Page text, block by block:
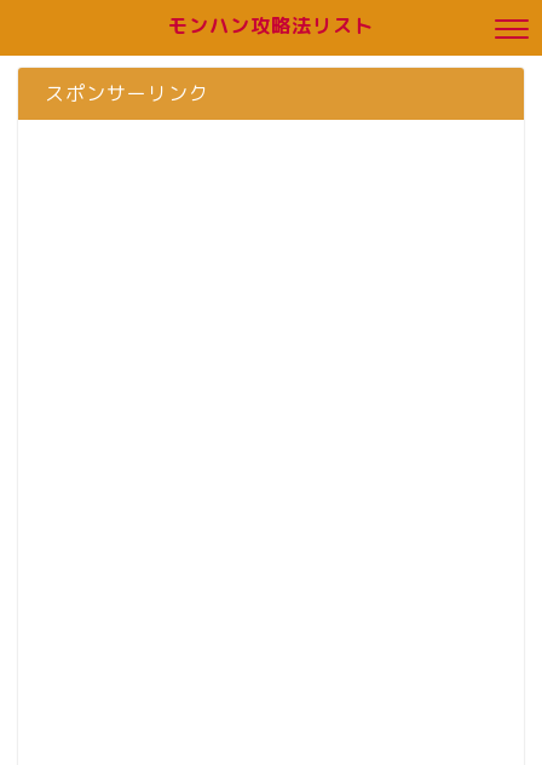
モンハン攻略法リスト
スポンサーリンク